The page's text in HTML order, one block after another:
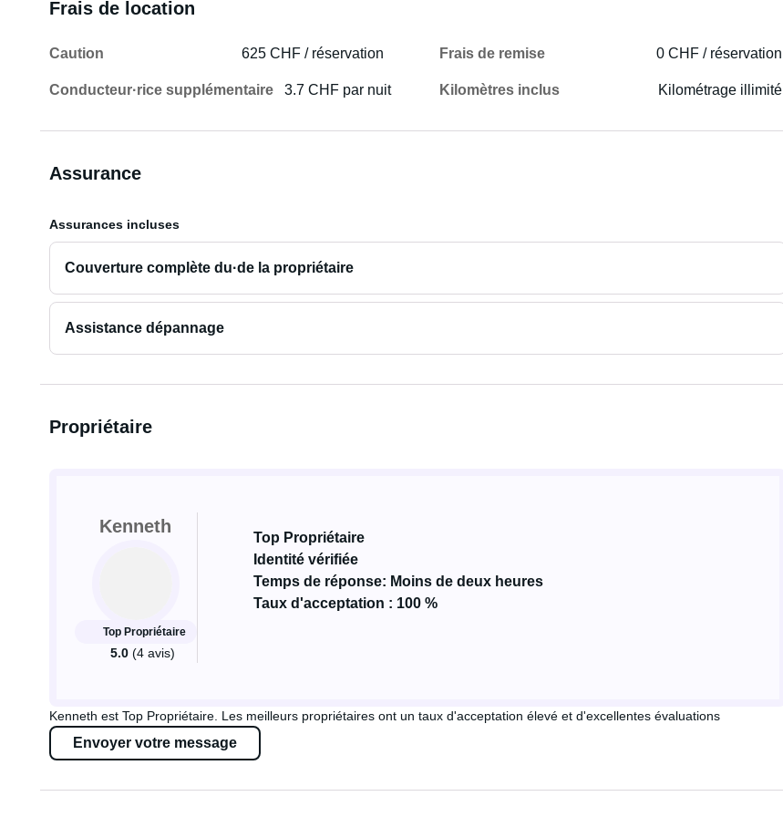
Frais de location
Caution 625 CHF / réservation Frais de remise 0 CHF / réservation
Conducteur·rice supplémentaire 3.7 CHF par nuit Kilomètres inclus Kilométrage illimité
Assurance
Assurances incluses
Couverture complète du·de la propriétaire
Assistance dépannage
Propriétaire
Kenneth
Top Propriétaire
5.0 (4 avis)
Top Propriétaire
Identité vérifiée
Temps de réponse: Moins de deux heures
Taux d'acceptation : 100 %
Kenneth est Top Propriétaire. Les meilleurs propriétaires ont un taux d'acceptation élevé et d'excellentes évaluations
Envoyer votre message